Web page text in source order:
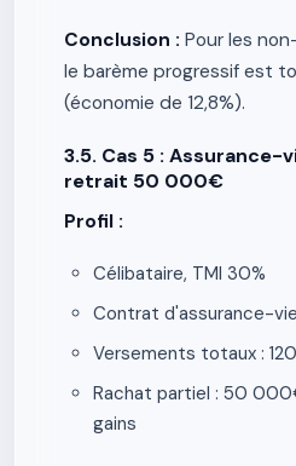
Conclusion : Pour les
le barème progressif est
(économie de 12,8%).
3.5. Cas 5 : Assurance-
retrait 50 000€
Profil :
Célibataire, TMI 30%
Contrat d'assurance-vie
Versements totaux :
Rachat partiel : 50
gains